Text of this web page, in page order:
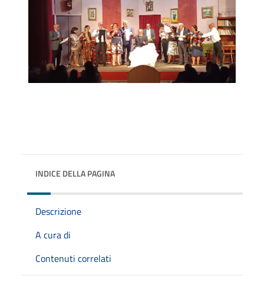
INDICE DELLA PAGINA
Descrizione
A cura di
Contenuti correlati